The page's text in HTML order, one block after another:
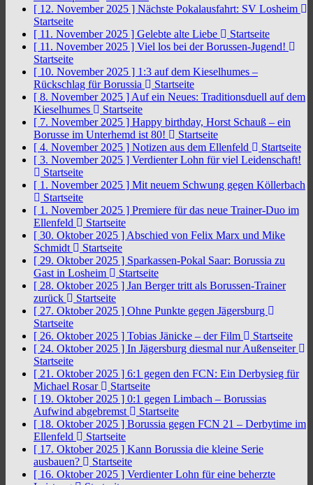
[ 12. November 2025 ] Nächste Pokalausfahrt: SV Losheim
Startseite
[ 11. November 2025 ] Gelebte alte Liebe
Startseite
[ 11. November 2025 ] Viel los bei der Borussen-Jugend!
Startseite
[ 10. November 2025 ] 1:3 auf dem Kieselhumes –
Rückschlag für Borussia
Startseite
[ 8. November 2025 ] Auf ein Neues: Traditionsduell auf dem
Kieselhumes
Startseite
[ 7. November 2025 ] Happy birthday, Horst Schauß – ein
Borusse im Unterhemd ist 80!
Startseite
[ 4. November 2025 ] Notizen aus dem Ellenfeld
Startseite
[ 3. November 2025 ] Verdienter Lohn für viel Leidenschaft!
Startseite
[ 1. November 2025 ] Mit neuem Schwung gegen Köllerbach
Startseite
[ 1. November 2025 ] Premiere für das neue Trainer-Duo im
Ellenfeld
Startseite
[ 30. Oktober 2025 ] Abschied von Felix Marx und Mike
Schmidt
Startseite
[ 29. Oktober 2025 ] Sparkassen-Pokal Saar: Borussia zu
Gast in Losheim
Startseite
[ 28. Oktober 2025 ] Jan Berger tritt als Borussen-Trainer
zurück
Startseite
[ 27. Oktober 2025 ] Ohne Punkte gegen Jägersburg
Startseite
[ 26. Oktober 2025 ] Tobias Jänicke – der Film
Startseite
[ 24. Oktober 2025 ] In Jägersburg diesmal nur Außenseiter
Startseite
[ 21. Oktober 2025 ] 6:1 gegen den FCN: Ein Derbysieg für
Michael Rosar
Startseite
[ 19. Oktober 2025 ] 0:1 gegen Limbach – Borussias
Aufwind abgebremst
Startseite
[ 18. Oktober 2025 ] Borussia gegen FCN 21 – Derbytime im
Ellenfeld
Startseite
[ 17. Oktober 2025 ] Kann Borussia die kleine Serie
ausbauen?
Startseite
[ 16. Oktober 2025 ] Verdienter Lohn für eine beherzte